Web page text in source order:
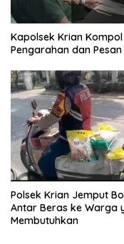
Kapolsek Krian Kompol
Pengarahan dan
Polsek Krian Jemput
Antar Beras ke Warga
Membutuhkan